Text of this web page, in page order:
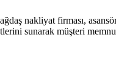
nakliyat firması,
sunarak müşteri